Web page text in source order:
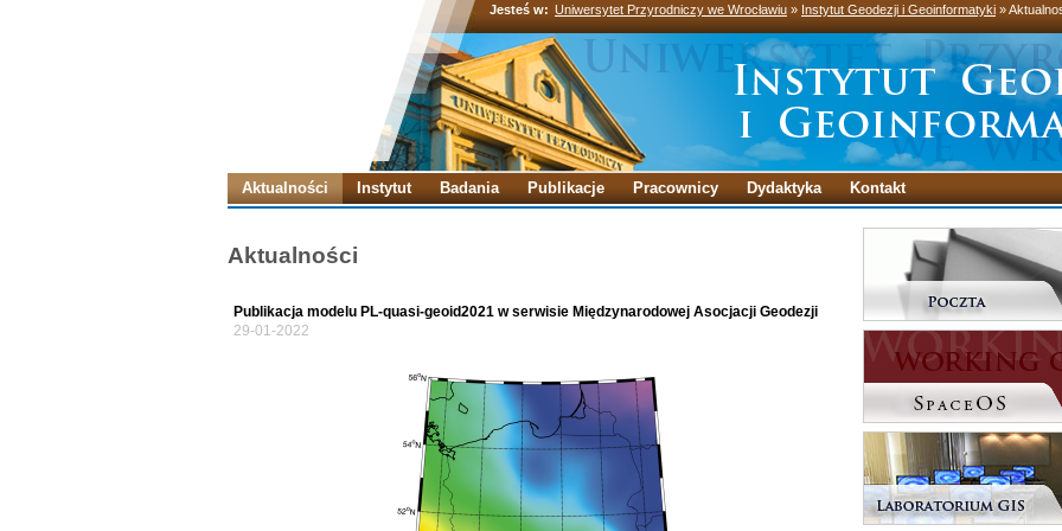
Jesteś w: Uniwersytet Przyrodniczy we Wrocławiu » Instytut Geodezji i Geoinformatyki »
Aktualności Instytut Badania Publikacje Pracownicy Dydaktyka Kontakt
Aktualności
Publikacja modelu PL-quasi-geoid2021 w serwisie Międzynarodowej Asocjacji Geodezji
29-01-2022